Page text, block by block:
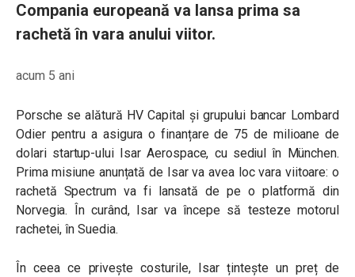
Compania europeană va lansa prima sa
rachetă în vara anului viitor.
acum 5 ani
Porsche se alătură HV Capital și grupului bancar Lombard
Odier pentru a asigura o finanțare de 75 de milioane de
dolari startup-ului Isar Aerospace, cu sediul în München.
Prima misiune anunțată de Isar va avea loc vara viitoare: o
rachetă Spectrum va fi lansată de pe o platformă din
Norvegia. În curând, Isar va începe să testeze motorul
rachetei, în Suedia.
În ceea ce privește costurile, Isar țintește un preț de